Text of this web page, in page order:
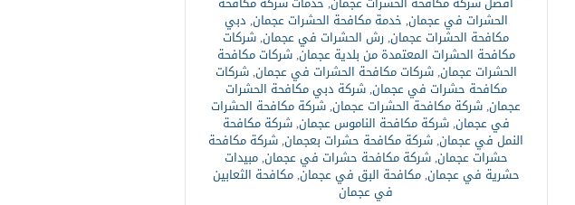
الحشرات في عجمان, خدمة مكافحة الحشرات عجمان, دبي
مكافحة الحشرات عجمان,رش الحشرات في عجمان,شركات
مكافحة الحشرات المعتمدة من بلدية عجمان,شركات مكافحة
الحشرات عجمان,شركات مكافحة الحشرات في عجمان,شركات
مكافحة حشرات في عجمان,شركة دبي مكافحة الحشرات
عجمان,شركة مكافحة الحشرات عجمان,شركة مكافحة الحشرات
في عجمان,شركة مكافحة الناموس عجمان,شركة مكافحة
النمل في عجمان,شركة مكافحة حشرات بعجمان,شركة مكافحة
حشرات عجمان,شركة مكافحة حشرات في عجمان,مبيدات
حشرية في عجمان,مكافحة البق في عجمان,مكافحة الثعابين
في عجمان